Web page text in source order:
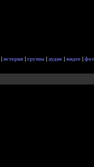
| история | группа | аудио | видео |